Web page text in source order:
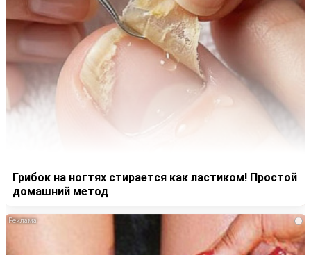
Грибок на ногтях стирается как ластиком! Простой
домашний метод
i